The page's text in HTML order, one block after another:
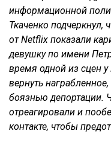
информационной
Ткаченко подчеркнул,
от Netflix показали
девушку по имени
время одной из сцен
вернуть
боязнью депортации.
отреагировали и
контакте, чтобы